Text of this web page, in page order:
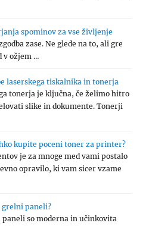
spominov za vse življenje
zase. Ne glede na to, ali gre
v ožjem …
laserskega tiskalnika in tonerja
tonerja je ključna, če želimo hitro
slike in dokumente. Tonerji
kupite poceni toner za printer?
je za mnoge med vami postalo
opravilo, ki vam sicer vzame
grelni paneli?
so moderna in učinkovita